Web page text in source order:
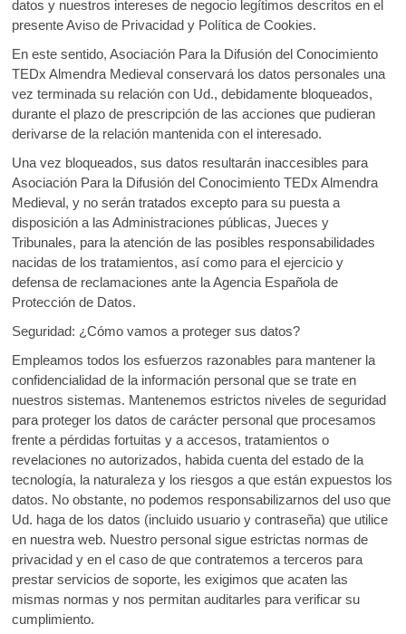
datos y nuestros intereses de negocio legítimos descritos en el
presente Aviso de Privacidad y Política de Cookies.
En este sentido, Asociación Para la Difusión del Conocimiento
TEDx Almendra Medieval conservará los datos personales una
vez terminada su relación con Ud., debidamente bloqueados,
durante el plazo de prescripción de las acciones que pudieran
derivarse de la relación mantenida con el interesado.
Una vez bloqueados, sus datos resultarán inaccesibles para
Asociación Para la Difusión del Conocimiento TEDx Almendra
Medieval, y no serán tratados excepto para su puesta a
disposición a las Administraciones públicas, Jueces y
Tribunales, para la atención de las posibles responsabilidades
nacidas de los tratamientos, así como para el ejercicio y
defensa de reclamaciones ante la Agencia Española de
Protección de Datos.
Seguridad: ¿Cómo vamos a proteger sus datos?
Empleamos todos los esfuerzos razonables para mantener la
confidencialidad de la información personal que se trate en
nuestros sistemas. Mantenemos estrictos niveles de seguridad
para proteger los datos de carácter personal que procesamos
frente a pérdidas fortuitas y a accesos, tratamientos o
revelaciones no autorizados, habida cuenta del estado de la
tecnología, la naturaleza y los riesgos a que están expuestos los
datos. No obstante, no podemos responsabilizarnos del uso que
Ud. haga de los datos (incluido usuario y contraseña) que utilice
en nuestra web. Nuestro personal sigue estrictas normas de
privacidad y en el caso de que contratemos a terceros para
prestar servicios de soporte, les exigimos que acaten las
mismas normas y nos permitan auditarles para verificar su
cumplimiento.